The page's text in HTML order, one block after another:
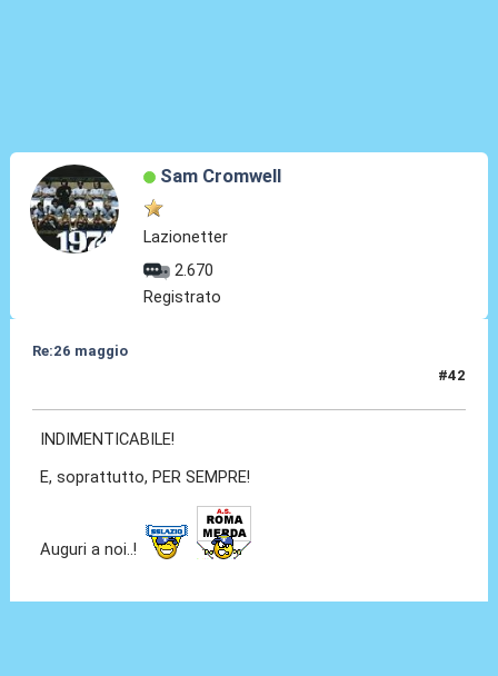
Sam Cromwell
Lazionetter
2.670
Registrato
Re:26 maggio
#42
INDIMENTICABILE!
E, soprattutto, PER SEMPRE!
Auguri a noi..!